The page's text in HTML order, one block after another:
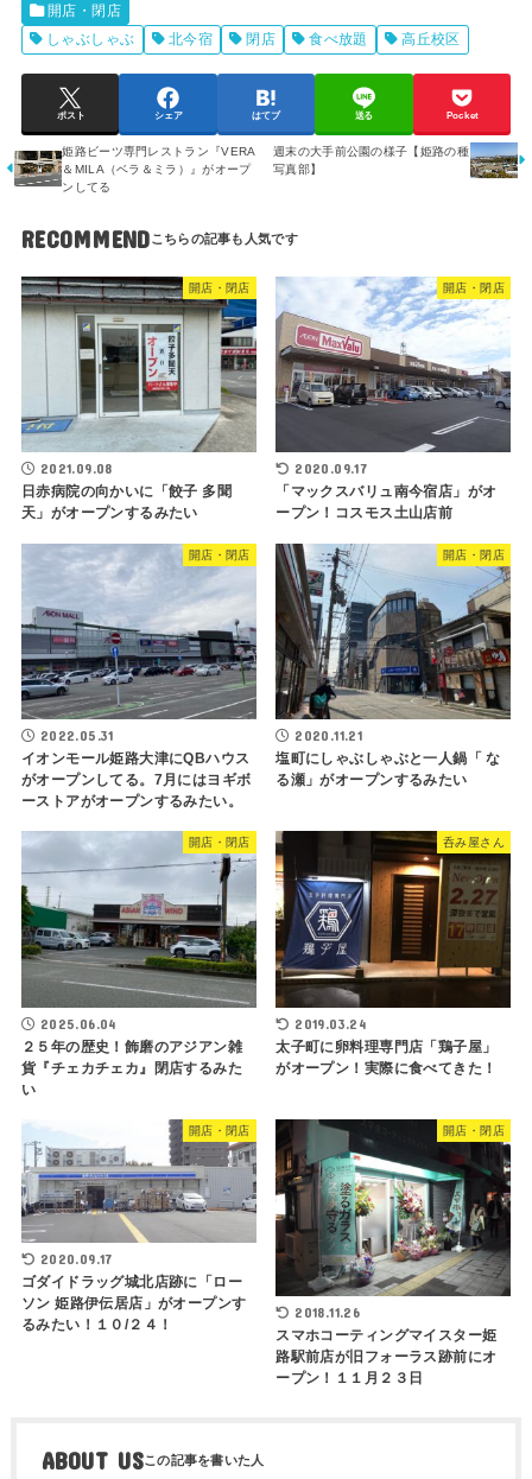
開店・閉店
しゃぶしゃぶ
北今宿 閉店 食べ放題 高丘校区
ポスト シェア はてブ 送る Pocket
姫路ビーツ専門レストラン『VERA
＆MILA（ベラ＆ミラ）』がオープ
ンしてる
週末の大手前公園の様子【姫路の種
写真部】
RECOMMEND
開店・閉店
2021.09.08
日赤病院の向かいに「餃子 多聞
天」がオープンするみたい
開店・閉店
2020.09.17
「マックスバリュ南今宿店」がオ
ープン！コスモス土山店前
開店・閉店
2022.05.31
イオンモール姫路大津にQBハウス
がオープンしてる。7月にはヨギボ
ーストアがオープンするみたい。
開店・閉店
2020.11.21
塩町にしゃぶしゃぶと一人鍋「 な
る瀬」がオープンするみたい
開店・閉店
2025.06.04
２５年の歴史！飾磨のアジアン雑
貨『チェカチェカ』閉店するみた
い
呑み屋さん
2019.03.24
太子町に卵料理専門店「鶏子屋」
がオープン！実際に食べてきた！
開店・閉店
2020.09.17
ゴダイドラッグ城北店跡に「ロー
ソン 姫路伊伝居店」がオープンす
るみたい！１０/２４！
開店・閉店
2018.11.26
スマホコーティングマイスター姫
路駅前店が旧フォーラス跡前にオ
ープン！１１月２３日
ABOUT US